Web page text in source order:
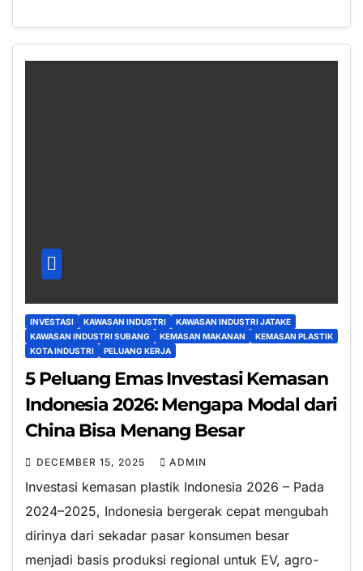
INVESTASI KAWASAN INDUSTRI
KAWASAN INDUSTRI JATAKE
KAWASAN INDUSTRI SUBANG
KEMASAN MAKANAN
KEMASAN PLASTIK
KOTA INDUSTRI
PELUANG KERJA
5 Peluang Emas Investasi Kemasan
Indonesia 2026: Mengapa Modal dari
China Bisa Menang Besar
DECEMBER 15, 2025 ADMIN
Investasi kemasan plastik Indonesia 2026 – Pada
2024–2025, Indonesia bergerak cepat mengubah
dirinya dari sekadar pasar konsumen besar
menjadi basis produksi regional untuk EV, agro-